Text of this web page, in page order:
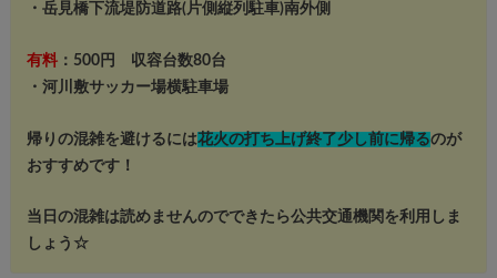
・岳見橋下流堤防道路(片側縦列駐車)南外側
有料 ：500円 収容台数80台
・河川敷サッカー場横駐車場
帰りの混雑を避けるには花火の打ち上げ終了少し前に帰るのが
おすすめです！
当日の混雑は読めませんのでできたら公共交通機関を利用しま
しょう☆